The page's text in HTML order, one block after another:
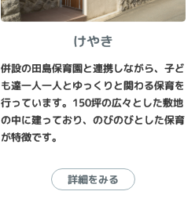
けやき
併設の田島保育園と連携しながら、子ど
も達一人一人とゆっくりと関わる保育を
行っています。150坪の広々とした敷地
の中に建っており、のびのびとした保育
が特徴です。
詳細をみる